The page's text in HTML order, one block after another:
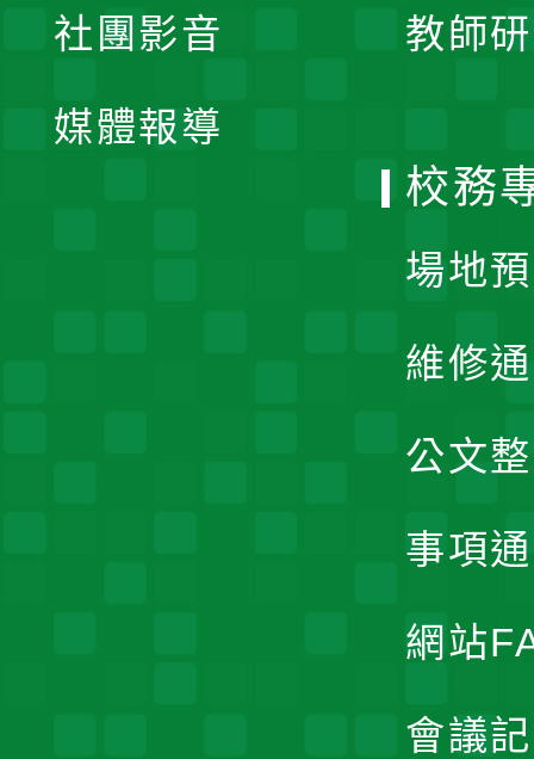
教師
社團影音
媒體報導
校務
場地
維修
公文
事項
網站
會議